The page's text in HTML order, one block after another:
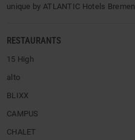
unique by ATLANTIC Hotels Bremen
RESTAURANTS
15 High
alto
BLIXX
CAMPUS
CHALET